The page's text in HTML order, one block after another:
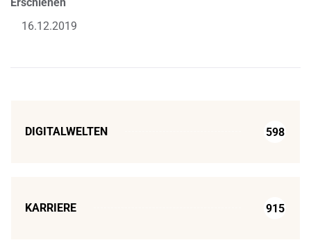
16.12.2019
DIGITALWELTEN 598
KARRIERE 915